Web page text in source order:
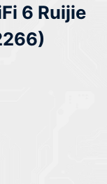
6 Ruijie